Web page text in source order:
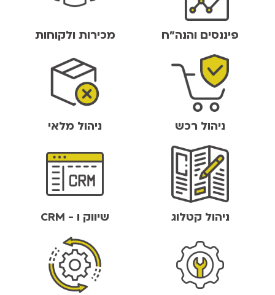
פיננסים והנה"ח מכירות ולקוחות
ניהול רכש ניהול מלאי
ניהול קטלוג שיווק ו - CRM